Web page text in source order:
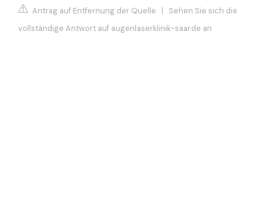
Antrag auf Entfernung der Quelle | Sehen Sie sich die
vollständige Antwort auf augenlaserklinik-saar.de an